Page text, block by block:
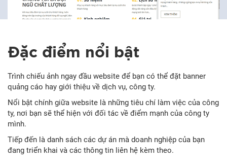
Đặc điểm nổi bật
Trình chiếu ảnh ngay đầu website để bạn có thể đặt banner
quảng cáo hay giới thiệu về dịch vụ, công ty.
Nổi bật chính giữa website là những tiêu chí làm việc của công
ty, nơi bạn sẽ thể hiện với đối tác về điểm mạnh của công ty
mình.
Tiếp đến là danh sách các dự án mà doanh nghiệp của bạn
đang triển khai và các thông tin liên hệ kèm theo.